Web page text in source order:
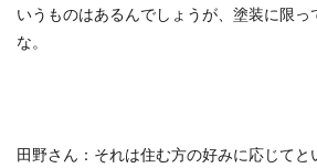
いうものはあるんでしょうが、 塗装に限っ
な。
田野さん： それは住む方の好みに応じてと